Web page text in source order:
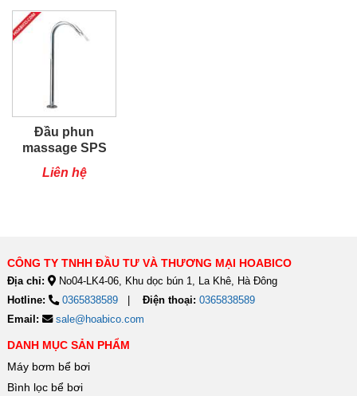
Đầu phun
massage SPS
Liên hệ
CÔNG TY TNHH ĐẦU TƯ VÀ THƯƠNG MẠI HOABICO
Địa chỉ:
No04-LK4-06, Khu dọc bún 1, La Khê, Hà Đông
Hotline:
0365838589 Điện thoại: 0365838589
Email:
sale@hoabico.com
DANH MỤC SẢN PHẨM
Máy bơm bể bơi
Bình lọc bể bơi